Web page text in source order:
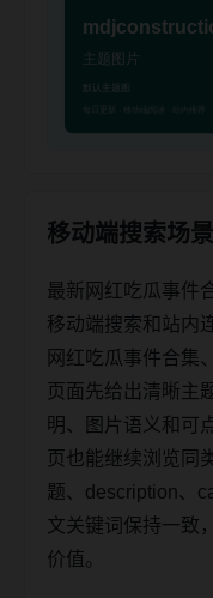
移动端搜索场景
最新网红吃瓜事件
移动端搜索和站内
网红吃瓜事件合集
页面先给出清晰主
明、图片语义和可
页也能继续浏览同
题、description、
文关键词保持一致
价值。